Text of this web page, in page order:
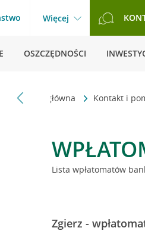
Więcej
OSZCZĘDNOŚCI
Strona główna Kontakt i
Lista wpłatomatów
Zgierz -